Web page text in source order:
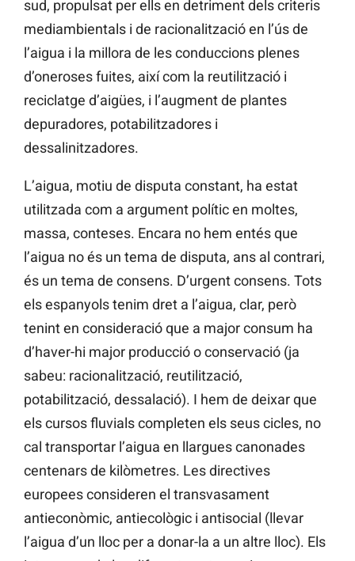
sud, propulsat per ells en detriment dels criteris
mediambientals i de racionalització en l’ús de
l’aigua i la millora de les conduccions plenes
d’oneroses fuites, així com la reutilització i
reciclatge d’aigües, i l’augment de plantes
depuradores, potabilitzadores i
dessalinitzadores.
L’aigua, motiu de disputa constant, ha estat
utilitzada com a argument polític en moltes,
massa, conteses. Encara no hem entés que
l’aigua no és un tema de disputa, ans al contrari,
és un tema de consens. D’urgent consens. Tots
els espanyols tenim dret a l’aigua, clar, però
tenint en consideració que a major consum ha
d’haver-hi major producció o conservació (ja
sabeu: racionalització, reutilització,
potabilització, dessalació). I hem de deixar que
els cursos fluvials completen els seus cicles, no
cal transportar l’aigua en llargues canonades
centenars de kilòmetres. Les directives
europees consideren el transvasament
antieconòmic, antiecològic i antisocial (llevar
l’aigua d’un lloc per a donar-la a un altre lloc). Els